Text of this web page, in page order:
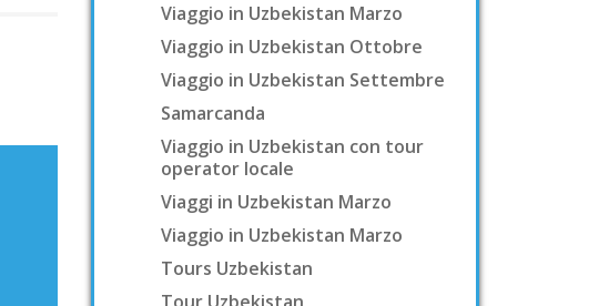
Viaggio in Uzbekistan Marzo
Viaggio in Uzbekistan Ottobre
Viaggio in Uzbekistan Settembre
Samarcanda
Viaggio in Uzbekistan con tour
operator locale
Viaggi in Uzbekistan Marzo
Viaggio in Uzbekistan Marzo
Tours Uzbekistan